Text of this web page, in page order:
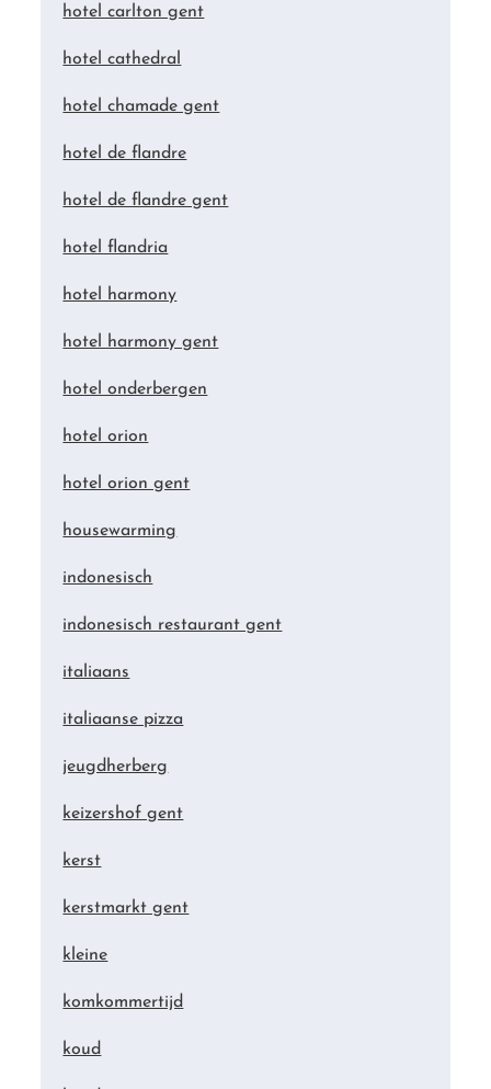
hotel carlton gent
hotel cathedral
hotel chamade gent
hotel de flandre
hotel de flandre gent
hotel flandria
hotel harmony
hotel harmony gent
hotel onderbergen
hotel orion
hotel orion gent
housewarming
indonesisch
indonesisch restaurant gent
italiaans
italiaanse pizza
jeugdherberg
keizershof gent
kerst
kerstmarkt gent
kleine
komkommertijd
koud